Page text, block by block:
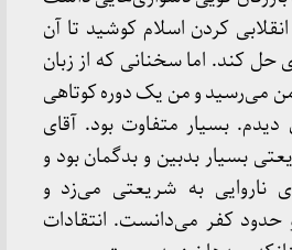
کردن اسلام کوشید تا آن
حل کند. اما سخنانی که از زبان
می‌رسید و من یک دوره کوتاهی
بسیار متفاوت بود. آقای
بسیار بدبین و بدگمان بود و
ناروایی به شریعتی می‌زد و
حدود کفر می‌دانست. انتقادات